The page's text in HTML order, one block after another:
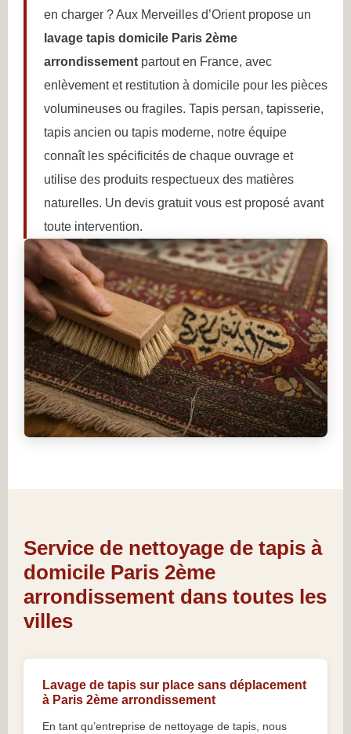
en charger ? Aux Merveilles d’Orient propose un
lavage tapis domicile Paris 2ème
arrondissement partout en France, avec
enlèvement et restitution à domicile pour les pièces
volumineuses ou fragiles. Tapis persan, tapisserie,
tapis ancien ou tapis moderne, notre équipe
connaît les spécificités de chaque ouvrage et
utilise des produits respectueux des matières
naturelles. Un devis gratuit vous est proposé avant
toute intervention.
Service de nettoyage de tapis à
domicile Paris 2ème
arrondissement dans toutes les
villes
Lavage de tapis sur place sans déplacement
à Paris 2ème arrondissement
En tant qu’entreprise de nettoyage de tapis, nous